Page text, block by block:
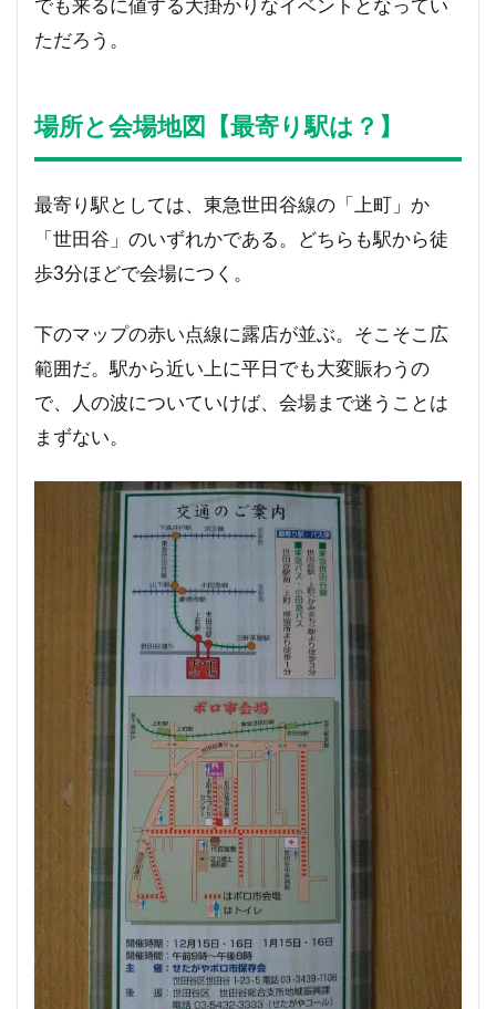
でも来るに値する大掛かりなイベントとなってい
ただろう。
場所と会場地図【最寄り駅は？】
最寄り駅としては、東急世田谷線の「上町」か
「世田谷」のいずれかである。どちらも駅から徒
歩3分ほどで会場につく。
下のマップの赤い点線に露店が並ぶ。そこそこ広
範囲だ。駅から近い上に平日でも大変賑わうの
で、人の波についていけば、会場まで迷うことは
まずない。